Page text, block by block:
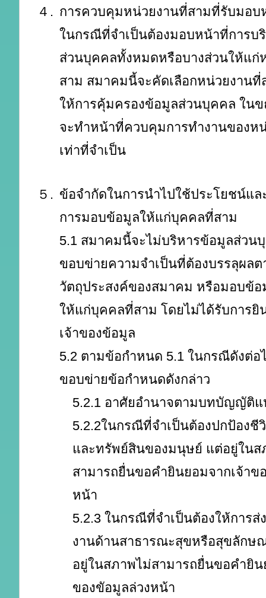
４. การควบคุมหน่วยงานที่สามที่รับมอบ
ในกรณีที่จำเป็นต้องมอบหน้าที่การบ
ส่วนบุคคลทั้งหมดหรือบางส่วนให้แก่
สาม สมาคมนี้จะคัดเลือกหน่วยงานที่
ให้การคุ้มครองข้อมูลส่วนบุคคล ใน
จะทำหน้าที่ควบคุมการทำงานของห
เท่าที่จำเป็น
５. ข้อจำกัดในการนำไปใช้ประโยชน์แล
การมอบข้อมูลให้แก่บุคคลที่สาม
5.1 สมาคมนี้จะไม่บริหารข้อมูลส่วน
ขอบข่ายความจำเป็นที่ต้องบรรลุผลต
วัตถุประสงค์ของสมาคม หรือมอบข้
ให้แก่บุคคลที่สาม โดยไม่ได้รับการยิ
เจ้าของข้อมูล
5.2 ตามข้อกำหนด 5.1 ในกรณีดังต่อ
ขอบข่ายข้อกำหนดดังกล่าว
5.2.1 อาศัยอำนาจตามบทบัญญัติ
5.2.2ในกรณีที่จำเป็นต้องปกป้องชี
และทรัพย์สินของมนุษย์ แต่อยู่ในส
สามารถยื่นขอคำยินยอมจากเจ้าข
หน้า
5.2.3 ในกรณีที่จำเป็นต้องให้การ
งานด้านสาธารณะสุขหรือสุขลักษ
อยู่ในสภาพไม่สามารถยื่นขอคำยิน
ของขัอมูลล่วงหน้า